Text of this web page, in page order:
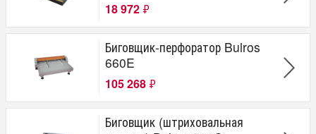
18 972 ₽
Биговщик-перфоратор Bulros
660E
105 268 ₽
Биговщик (штриховальная